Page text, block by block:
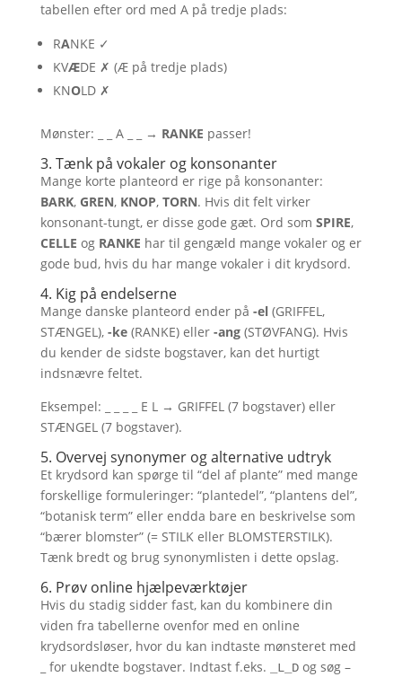
tabellen efter ord med A på tredje plads:
RANKE ✓
KVÆDE ✗ (Æ på tredje plads)
KNOLD ✗
Mønster: _ _ A _ _ → RANKE passer!
3. Tænk på vokaler og konsonanter
Mange korte planteord er rige på konsonanter:
BARK, GREN, KNOP, TORN. Hvis dit felt virker
konsonant-tungt, er disse gode gæt. Ord som SPIRE,
CELLE og RANKE har til gengæld mange vokaler og er
gode bud, hvis du har mange vokaler i dit krydsord.
4. Kig på endelserne
Mange danske planteord ender på -el(GRIFFEL,
STÆNGEL), -ke(RANKE) eller -ang(STØVFANG). Hvis
du kender de sidste bogstaver, kan det hurtigt
indsnævre feltet.
Eksempel: _ _ _ _ E L → GRIFFEL (7 bogstaver) eller
STÆNGEL (7 bogstaver).
5. Overvej synonymer og alternative udtryk
Et krydsord kan spørge til “del af plante” med mange
forskellige formuleringer: “plantedel”, “plantens del”,
“botanisk term” eller endda bare en beskrivelse som
“bærer blomster” (= STILK eller BLOMSTERSTILK).
Tænk bredt og brug synonymlisten i dette opslag.
6. Prøv online hjælpeværktøjer
Hvis du stadig sidder fast, kan du kombinere din
viden fra tabellerne ovenfor med en online
krydsordsløser, hvor du kan indtaste mønsteret med
_ for ukendte bogstaver. Indtast f.eks.
_L_Dog søg –